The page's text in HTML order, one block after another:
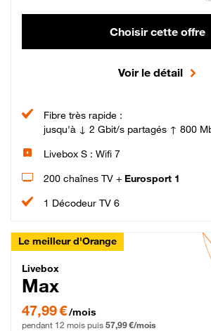
Choisir cette offre
Voir le détail
Fibre très rapide :
jusqu'à ↓ 2 Gbit/s partagés ↑ 800
Livebox S : Wifi 7
200 chaînes TV + Eurosport 1
1 Décodeur TV 6
Le meilleur d'Orange
Livebox Max Fibre
Livebox
Max
47,99 € par mois pendant 12 mois puis 57,99 €
47,99 €/mois
pendant 12 mois puis 57,99 €/mois